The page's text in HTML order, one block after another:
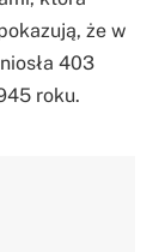
że w
403
roku.